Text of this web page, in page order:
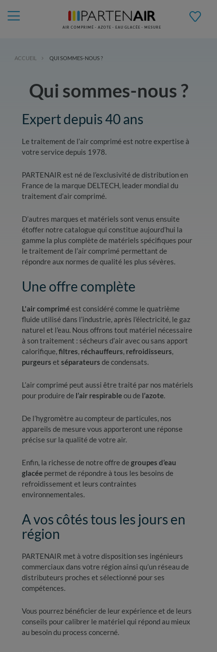
AIR COMPRIMÉ - AZOTE - EAU GLACÉE - MESURE
ACCUEIL QUI SOMMES-NOUS ?
Qui sommes-nous ?
Expert depuis 40 ans
Le traitement de l’air comprimé est notre expertise à
votre service depuis 1978.
PARTENAIR est né de l’exclusivité de distribution en
France de la marque DELTECH, leader mondial du
traitement d’air comprimé.
D’autres marques et matériels sont venus ensuite
étoffer notre catalogue qui constitue aujourd’hui la
gamme la plus complète de matériels spécifiques pour
le traitement de l’air comprimé permettant de
répondre aux normes de qualité les plus sévères.
Une offre complète
L'air compriméest considéré comme le quatrième
fluide utilisé dans l’industrie, après l'électricité, le gaz
naturel et l'eau. Nous offrons tout matériel nécessaire
à son traitement : sécheurs d’air avec ou sans apport
calorifique, filtres, réchauffeurs, refroidisseurs,
purgeurs et séparateurs de condensats.
L’air comprimé peut aussi être traité par nos matériels
pour produire de l’air respirableou de l’azote.
De l’hygromètre au compteur de particules, nos
appareils de mesure vous apporteront une réponse
précise sur la qualité de votre air.
Enfin, la richesse de notre offre de groupes d’eau
glacée permet de répondre à tous les besoins de
refroidissement et leurs contraintes
environnementales.
A vos côtés tous les jours en
région
PARTENAIR met à votre disposition ses ingénieurs
commerciaux dans votre région ainsi qu’un réseau de
distributeurs proches et sélectionné pour ses
compétences.
Vous pourrez bénéficier de leur expérience et de leurs
conseils pour calibrer le matériel qui répond au mieux
au besoin du process concerné.